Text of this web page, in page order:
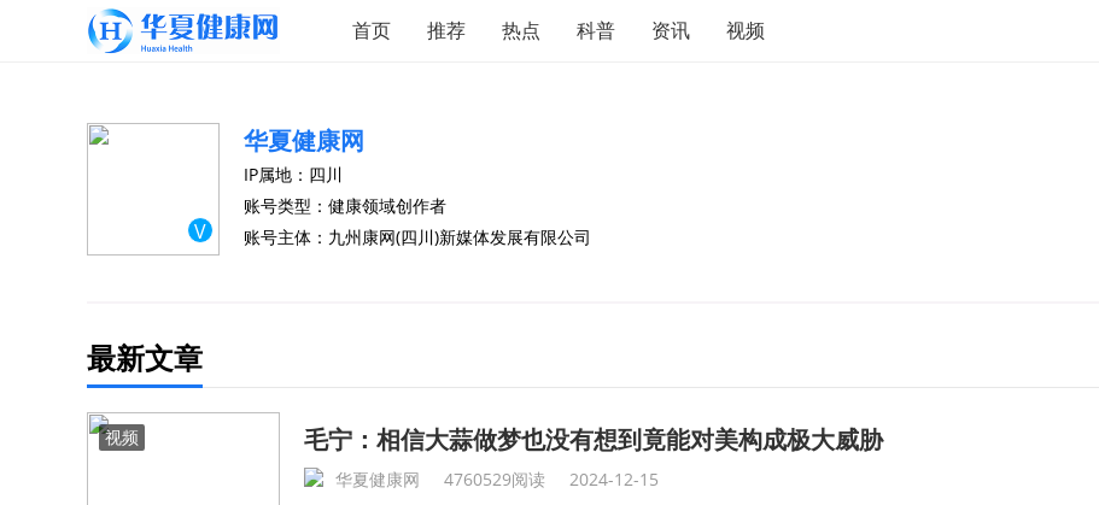
首页 推荐 热点 科普 资讯 视频
V
华夏健康网
IP属地：四川
账号类型：健康领域创作者
账号主体：九州康网(四川)新媒体发展有限公司
最新文章
视频 毛宁：相信大蒜做梦也没有想到竟能对美构成极大威胁
华夏健康网 4760529阅读 2024-12-15